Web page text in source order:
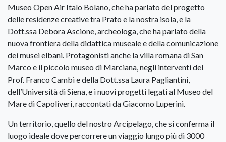
Museo Open Air Italo Bolano, che ha parlato del progetto
delle residenze creative tra Prato e la nostra isola, e la
Dott.ssa Debora Ascione, archeologa, che ha parlato della
nuova frontiera della didattica museale e della comunicazione
dei musei elbani. Protagonisti anche la villa romana di San
Marco e il piccolo museo di Marciana, negli interventi del
Prof. Franco Cambi e della Dott.ssa Laura Pagliantini,
dell’Università di Siena, e i nuovi progetti legati al Museo del
Mare di Capoliveri, raccontati da Giacomo Luperini.
Un territorio, quello del nostro Arcipelago, che si conferma il
luogo ideale dove percorrere un viaggio lungo più di 3000